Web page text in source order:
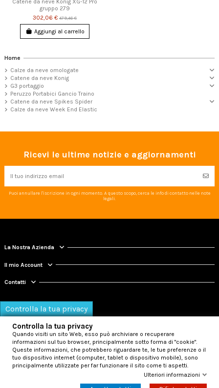
gruppo 279
302,06 €479,46 €
Aggiungi al carrello
Home
Calze da neve omologate
Catene da neve Konig
G3 portaggio
Peruzzo Portabici Gancio Traino
Catene da neve Spikes Spider
Calze da neve Week End Elastic
Ricevi le ultime notizie e aggiornamenti
Puoi annullare l'iscrizione in ogni momento. A questo scopo, cerca le info di contatto nelle note
legali.
La Nostra Azienda
Il mio Account
Contatti
Controlla la tua privacy
© 2026 - K2 srl - web master:
Controlla la tua privacy
Quando visiti un sito Web, esso può archiviare o recuperare
informazioni sul tuo browser, principalmente sotto forma di "cookie".
Queste informazioni, che potrebbero riguardare te, le tue preferenze o il
tuo dispositivo internet (computer, tablet o dispositivo mobile), sono
principalmente utilizzate per far funzionare il sito come ti aspetti.
Ulteriori informazioni